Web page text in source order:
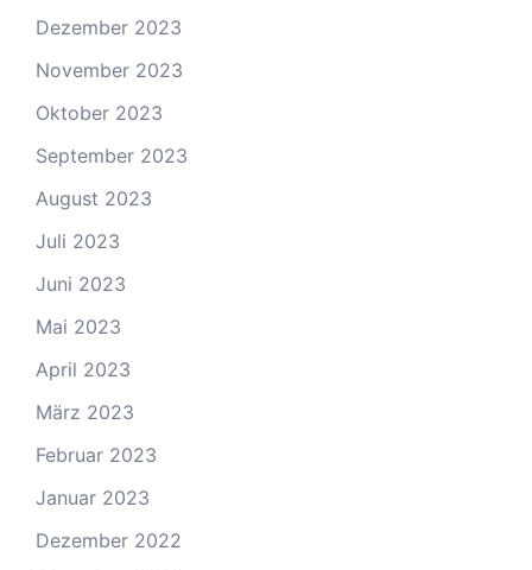
Dezember 2023
November 2023
Oktober 2023
September 2023
August 2023
Juli 2023
Juni 2023
Mai 2023
April 2023
März 2023
Februar 2023
Januar 2023
Dezember 2022